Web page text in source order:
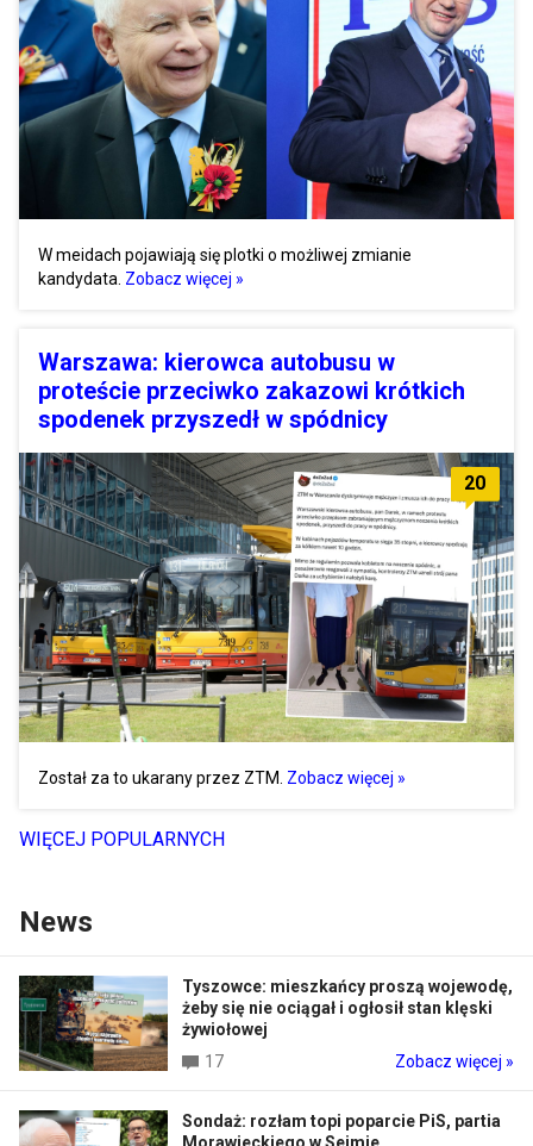
W meidach pojawiają się plotki o możliwej zmianie
kandydata. Zobacz więcej »
Warszawa: kierowca autobusu w
proteście przeciwko zakazowi krótkich
spodenek przyszedł w spódnicy
20
Został za to ukarany przez ZTM. Zobacz więcej »
WIĘCEJ POPULARNYCH
News
Tyszowce: mieszkańcy proszą wojewodę,
żeby się nie ociągał i ogłosił stan klęski
żywiołowej
17
Zobacz więcej »
Sondaż: rozłam topi poparcie PiS, partia